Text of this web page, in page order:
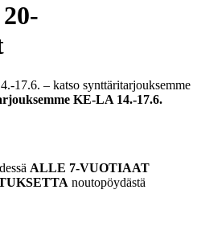
17.6. – katso synttäritarjouksemme
KE-LA 14.-17.6.
ALLE 7-VUOTIAAT
noutopöydästä